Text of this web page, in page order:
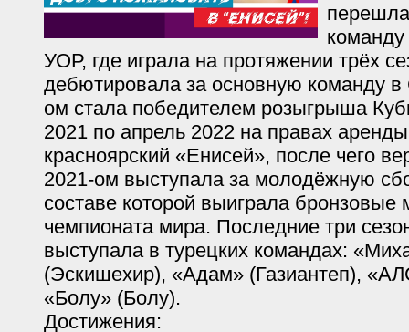
УОР, где играла на протяжении трёх
дебютировала за основную команду в
ом стала победителем розыгрыша
2021 по апрель 2022 на правах
красноярский «Енисей», после чего
2021-ом выступала за молодёжную
составе которой выиграла
чемпионата мира. Последние три
выступала в турецких командах:
(Эскишехир), «Адам» (Газиантеп),
«Болу» (Болу).
Достижения: